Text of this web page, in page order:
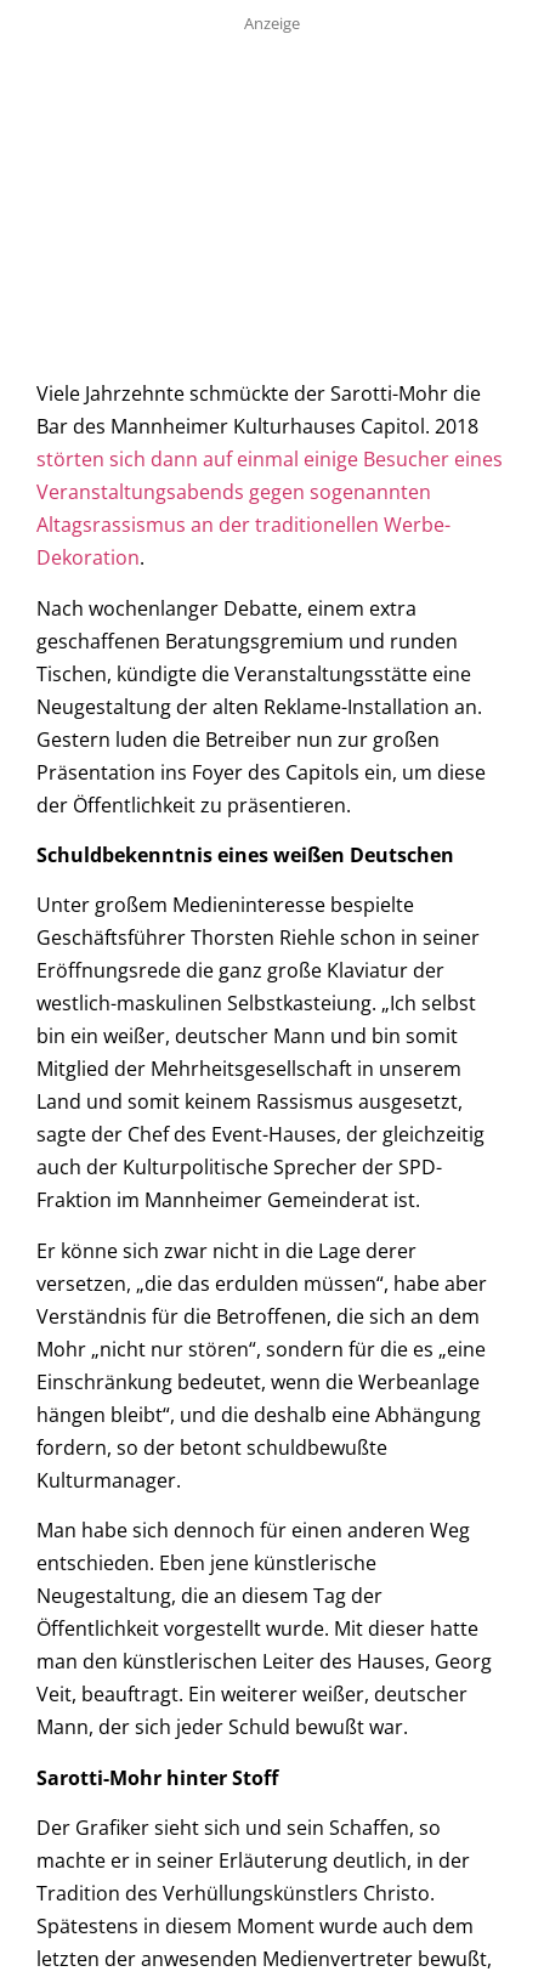
Anzeige
Viele Jahrzehnte schmückte der Sarotti-Mohr die
Bar des Mannheimer Kulturhauses Capitol. 2018
störten sich dann auf einmal einige Besucher eines
Veranstaltungsabends gegen sogenannten
Altagsrassismus an der traditionellen Werbe-
Dekoration.
Nach wochenlanger Debatte, einem extra
geschaffenen Beratungsgremium und runden
Tischen, kündigte die Veranstaltungsstätte eine
Neugestaltung der alten Reklame-Installation an.
Gestern luden die Betreiber nun zur großen
Präsentation ins Foyer des Capitols ein, um diese
der Öffentlichkeit zu präsentieren.
Schuldbekenntnis eines weißen Deutschen
Unter großem Medieninteresse bespielte
Geschäftsführer Thorsten Riehle schon in seiner
Eröffnungsrede die ganz große Klaviatur der
westlich-maskulinen Selbstkasteiung. „Ich selbst
bin ein weißer, deutscher Mann und bin somit
Mitglied der Mehrheitsgesellschaft in unserem
Land und somit keinem Rassismus ausgesetzt,
sagte der Chef des Event-Hauses, der gleichzeitig
auch der Kulturpolitische Sprecher der SPD-
Fraktion im Mannheimer Gemeinderat ist.
Er könne sich zwar nicht in die Lage derer
versetzen, „die das erdulden müssen“, habe aber
Verständnis für die Betroffenen, die sich an dem
Mohr „nicht nur stören“, sondern für die es „eine
Einschränkung bedeutet, wenn die Werbeanlage
hängen bleibt“, und die deshalb eine Abhängung
fordern, so der betont schuldbewußte
Kulturmanager.
Man habe sich dennoch für einen anderen Weg
entschieden. Eben jene künstlerische
Neugestaltung, die an diesem Tag der
Öffentlichkeit vorgestellt wurde. Mit dieser hatte
man den künstlerischen Leiter des Hauses, Georg
Veit, beauftragt. Ein weiterer weißer, deutscher
Mann, der sich jeder Schuld bewußt war.
Sarotti-Mohr hinter Stoff
Der Grafiker sieht sich und sein Schaffen, so
machte er in seiner Erläuterung deutlich, in der
Tradition des Verhüllungskünstlers Christo.
Spätestens in diesem Moment wurde auch dem
letzten der anwesenden Medienvertreter bewußt,